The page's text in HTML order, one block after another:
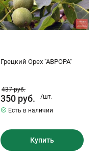
Грецкий Орех "АВРОРА"
437руб.
350 руб.
/шт.
Есть в наличии
Купить